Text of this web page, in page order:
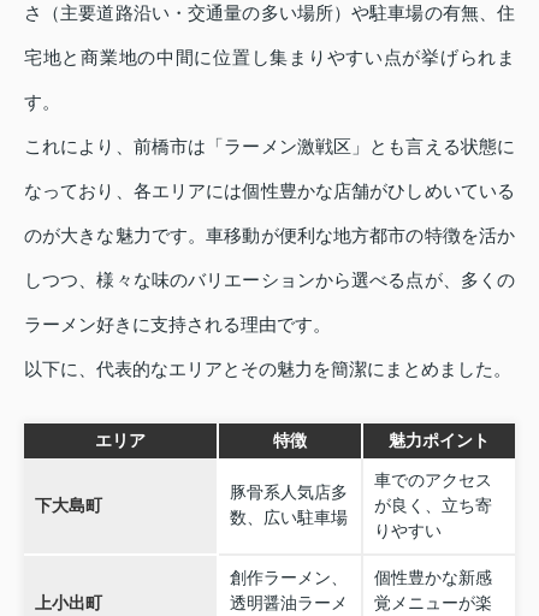
さ（主要道路沿い・交通量の多い場所）や駐車場の有無、住
宅地と商業地の中間に位置し集まりやすい点が挙げられま
す。
これにより、前橋市は「ラーメン激戦区」とも言える状態に
なっており、各エリアには個性豊かな店舗がひしめいている
のが大きな魅力です。車移動が便利な地方都市の特徴を活か
しつつ、様々な味のバリエーションから選べる点が、多くの
ラーメン好きに支持される理由です。
以下に、代表的なエリアとその魅力を簡潔にまとめました。
エリア 特徴 魅力ポイント
下大島町
豚骨系人気店多
数、広い駐車場
車でのアクセス
が良く、立ち寄
りやすい
上小出町
創作ラーメン、
透明醤油ラーメ
個性豊かな新感
覚メニューが楽